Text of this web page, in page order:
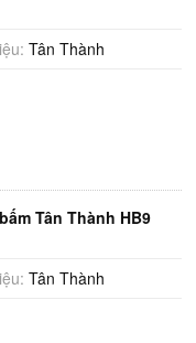
Tân Thành
Tân Thành HB9
Tân Thành